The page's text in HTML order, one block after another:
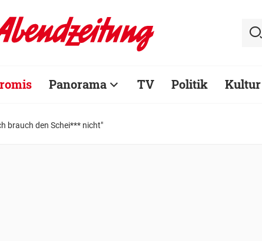
Panorama TV Politik Kultur
brauch den Schei*** nicht"